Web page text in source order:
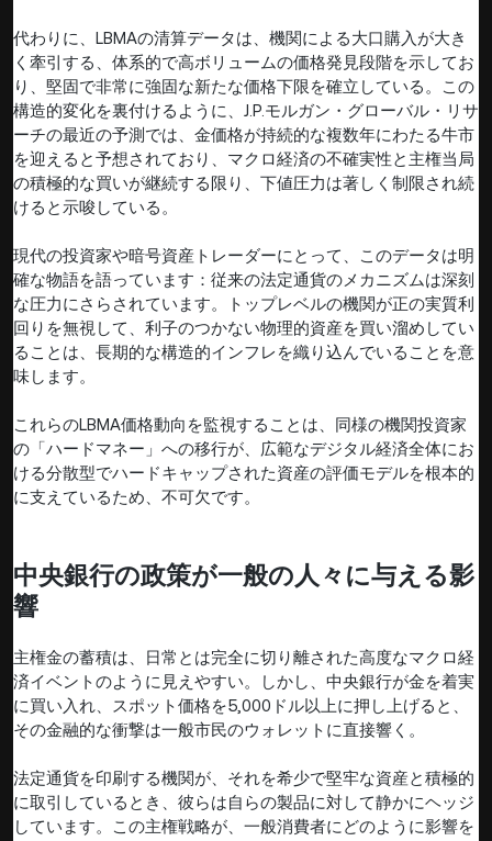
代わりに、LBMAの清算データは、機関による大口購入が大き
く牽引する、体系的で高ボリュームの価格発見段階を示してお
り、堅固で非常に強固な新たな価格下限を確立している。この
構造的変化を裏付けるように、J.P.モルガン・グローバル・リサ
ーチの最近の予測では、金価格が持続的な複数年にわたる牛市
を迎えると予想されており、マクロ経済の不確実性と主権当局
の積極的な買いが継続する限り、下値圧力は著しく制限され続
けると示唆している。
現代の投資家や暗号資産トレーダーにとって、このデータは明
確な物語を語っています：従来の法定通貨のメカニズムは深刻
な圧力にさらされています。トップレベルの機関が正の実質利
回りを無視して、利子のつかない物理的資産を買い溜めしてい
ることは、長期的な構造的インフレを織り込んでいることを意
味します。
これらのLBMA価格動向を監視することは、同様の機関投資家
の「ハードマネー」への移行が、広範なデジタル経済全体にお
ける分散型でハードキャップされた資産の評価モデルを根本的
に支えているため、不可欠です。
中央銀行の政策が一般の人々に与える影
響
主権金の蓄積は、日常とは完全に切り離された高度なマクロ経
済イベントのように見えやすい。しかし、中央銀行が金を着実
に買い入れ、スポット価格を5,000ドル以上に押し上げると、
その金融的な衝撃は一般市民のウォレットに直接響く。
法定通貨を印刷する機関が、それを希少で堅牢な資産と積極的
に取引しているとき、彼らは自らの製品に対して静かにヘッジ
しています。この主権戦略が、一般消費者にどのように影響を